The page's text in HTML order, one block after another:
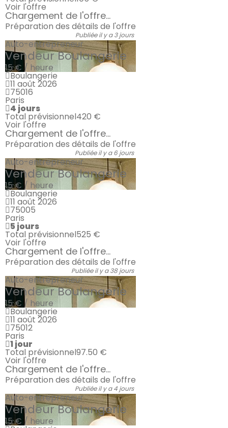
Voir l'offre
Chargement de l'offre...
Préparation des détails de l'offre
Publiée il y a 3 jours
Auto-entrepreneur
Vendeur Boulangerie
15 € / heure
Boulangerie
11 août 2026
75016
Paris
4 jours
Total prévisionnel420 €
Voir l'offre
Chargement de l'offre...
Préparation des détails de l'offre
Publiée il y a 6 jours
Auto-entrepreneur
Vendeur Boulangerie
15 € / heure
Boulangerie
11 août 2026
75005
Paris
5 jours
Total prévisionnel525 €
Voir l'offre
Chargement de l'offre...
Préparation des détails de l'offre
Publiée il y a 38 jours
Auto-entrepreneur
Vendeur Boulangerie
15 € / heure
Boulangerie
11 août 2026
75012
Paris
1 jour
Total prévisionnel97.50 €
Voir l'offre
Chargement de l'offre...
Préparation des détails de l'offre
Publiée il y a 4 jours
Auto-entrepreneur
Vendeur Boulangerie
15 € / heure